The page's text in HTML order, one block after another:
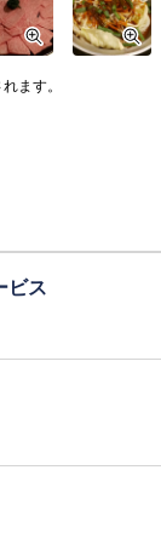
ます。
ビス